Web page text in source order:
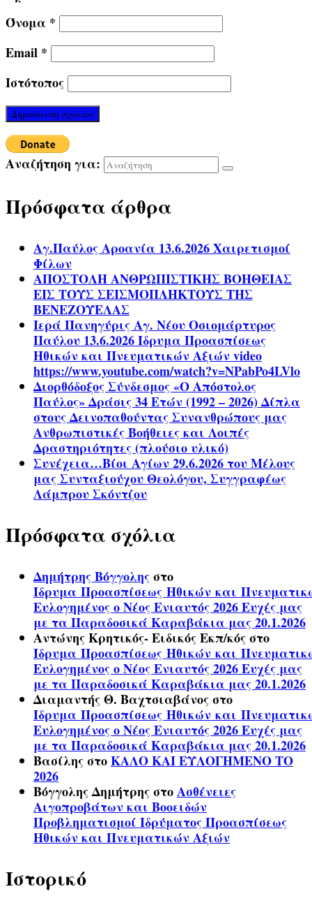
Όνομα *
Email *
Ιστότοπος
Αναζήτηση για:
Πρόσφατα άρθρα
Αγ.Παύλος Αροανία 13.6.2026 Χαιρετισμοί
Φίλων
ΑΠΟΣΤΟΛΗ ΑΝΘΡΩΠΙΣΤΙΚΗΣ ΒΟΗΘΕΙΑΣ
ΕΙΣ ΤΟΥΣ ΣΕΙΣΜΟΠΛΗΚΤΟΥΣ ΤΗΣ
ΒΕΝΕΖΟΥΕΛΑΣ
Ιερά Πανηγύρις Αγ. Νέου Οσιομάρτυρος
Παύλου 13.6.2026 Ίδρυμα Προασπίσεως
Ηθικών και Πνευματικών Αξιών video
https://www.youtube.com/watch?v=NPabPo4LVlo
Διορθόδοξος Σύνδεσμος «Ο Απόστολος
Παύλος» Δράσις 34 Ετών (1992 – 2026) Δίπλα
στους Δεινοπαθούντας Συνανθρώπους μας
Ανθρωπιστικές Βοήθειες και Λοιπές
Δραστηριότητες (πλούσιο υλικό)
Συνέχεια…Βίοι Αγίων 29.6.2026 του Μέλους
μας Συνταξιούχου Θεολόγου, Συγγραφέως
Λάμπρου Σκόντζου
Πρόσφατα σχόλια
Δημήτρης Βόγγοληςστο
Ίδρυμα Προασπίσεως Ηθικών και
Ευλογημένος ο Νέος Ενιαυτός 2026 Ευχές μας
με τα Παραδοσικά Καραβάκια μας 20.1.2026
Αντώνης Κρητικός- Ειδικός Εκπ/κόςστο
Ίδρυμα Προασπίσεως Ηθικών και
Ευλογημένος ο Νέος Ενιαυτός 2026 Ευχές μας
με τα Παραδοσικά Καραβάκια μας 20.1.2026
Διαμαντής Θ. Βαχτσιαβάνοςστο
Ίδρυμα Προασπίσεως Ηθικών και
Ευλογημένος ο Νέος Ενιαυτός 2026 Ευχές μας
με τα Παραδοσικά Καραβάκια μας 20.1.2026
ΒασίληςστοΚΑΛΟ ΚΑΙ ΕΥΛΟΓΗΜΕΝΟ ΤΟ
2026
Βόγγολης ΔημήτρηςστοΑσθένειες
Αιγοπροβάτων και Βοοειδών
Προβληματισμοί Ιδρύματος Προασπίσεως
Ηθικών και Πνευματικών Αξιών
Ιστορικό